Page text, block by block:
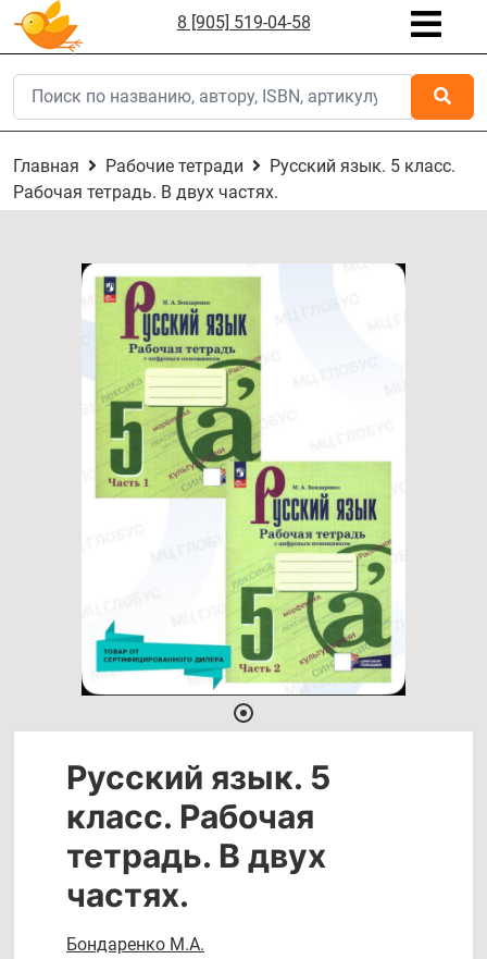
8 [905] 519-04-58
Главная Рабочие тетради
Русский язык. 5 класс.
Рабочая тетрадь. В двух частях.
Русский язык. 5
класс. Рабочая
тетрадь. В двух
частях.
Бондаренко М.А.